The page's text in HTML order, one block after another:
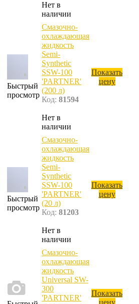
Нет в
наличии
Быстрый
просмотр
Смазочно-
охлаждающая
жидкость
Semi-
Synthetic
SSW-100
'PARTNER'
(200 л)
Код: 81594
Нет в
наличии
Показать
цену
Быстрый
просмотр
Смазочно-
охлаждающая
жидкость
Semi-
Synthetic
SSW-100
'PARTNER'
(20 л)
Код: 81203
Нет в
наличии
Показать
цену
Смазочно-
охлаждающая
жидкость
Universal SW-
300
'PARTNER'
Показать